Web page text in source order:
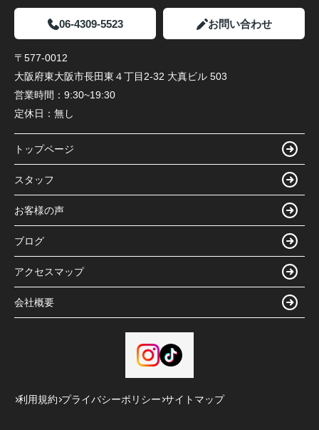
06-4309-5523 お問い合わせ
〒577-0012
大阪府東大阪市長田東４丁目2-32 大真ビル 503
営業時間： 9:30~19:30
定休日： 無し
トップページ
スタッフ
お客様の声
ブログ
アクセスマップ
会社概要
利用規約 プライバシーポリシー サイトマップ